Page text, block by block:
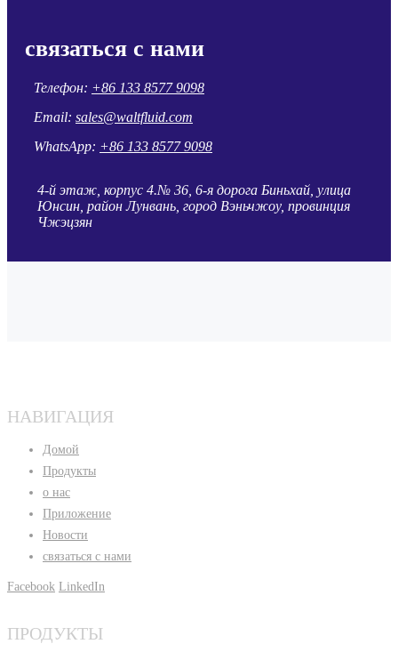
связаться с нами
Телефон: +86 133 8577 9098
Email: sales@waltfluid.com
WhatsApp: +86 133 8577 9098
4-й этаж, корпус 4.№ 36, 6-я дорога Биньхай, улица
Юнсин, район Лунвань, город Вэньчжоу, провинция
Чжэцзян
НАВИГАЦИЯ
Домой
Продукты
о нас
Приложение
Новости
связаться с нами
Facebook LinkedIn
ПРОДУКТЫ